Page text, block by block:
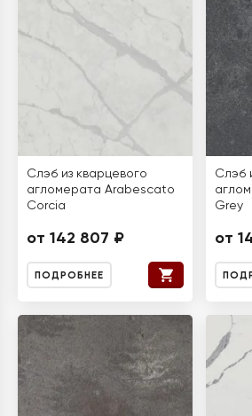
Слэб из кварцевого
агломерата Arabescato
Corcia
от 142 807 ₽
ПОДРОБНЕЕ
Слэб
Grey
от